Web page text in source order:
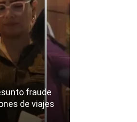
fraude
de viajes